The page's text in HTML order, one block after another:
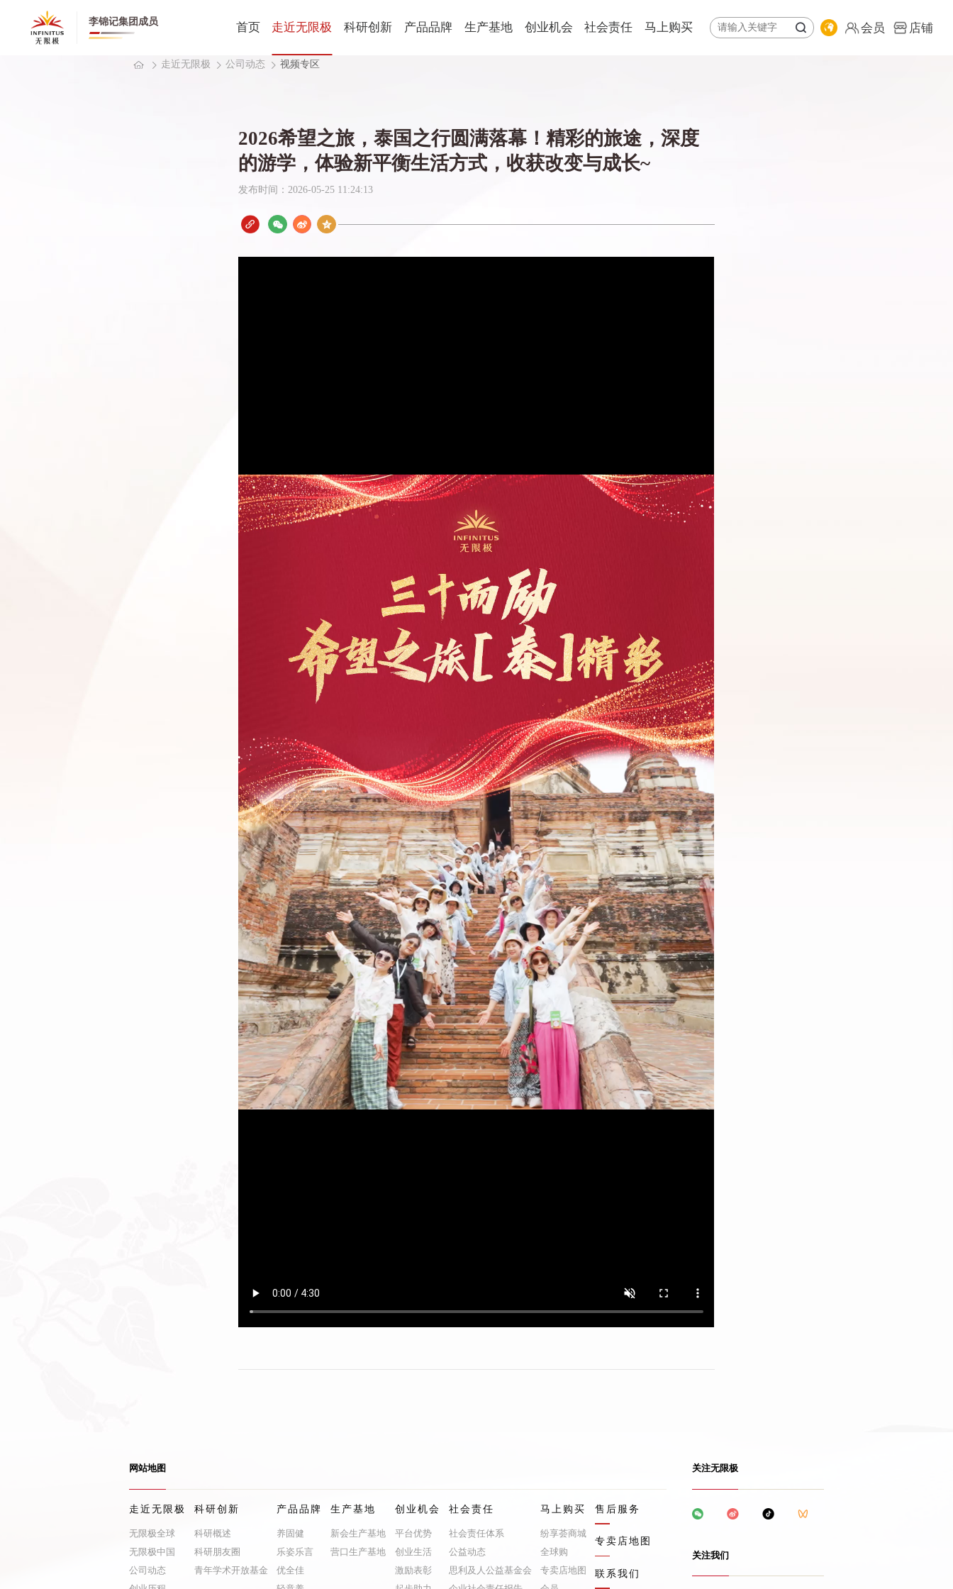
李锦记集团成员 首页 走近无限极
公司动态
创业历程
健康养生
董事长寄语
CEO寄语
科研创新
青年学术开放基金
产品品牌
轻意养
美妆
轻盈跃
生产基地 创业机会
激励表彰
起步助力
从业规范
社会责任
思利及人公益基金会
企业社会责任报告
马上购买
专卖店地图
会员
会员 店铺
走近无限极 公司动态 视频专区
2026希望之旅，泰国之行圆满落幕！精彩的旅途，深度
的游学，体验新平衡生活方式，收获改变与成长~
发布时间：2026-05-25 11:24:13
网站地图
走近无限极
无限极全球
无限极中国
公司动态
科研创新
科研概述
科研朋友圈
青年学术开放基金
产品品牌
养固健
乐姿乐言
优全佳
生产基地
新会生产基地
营口生产基地
创业机会
平台优势
创业生活
激励表彰
社会责任
社会责任体系
公益动态
思利及人公益基金会
马上购买
纷享荟商城
全球购
专卖店地图
售后服务
专卖店地图
联系我们
关注无限极
关注我们